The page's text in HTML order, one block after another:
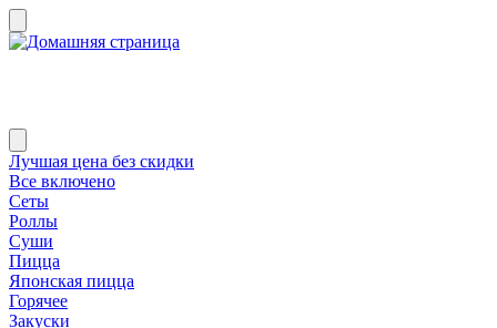
Лучшая цена без скидки
Все включено
Сеты
Роллы
Суши
Пицца
Японская пицца
Горячее
Закуски